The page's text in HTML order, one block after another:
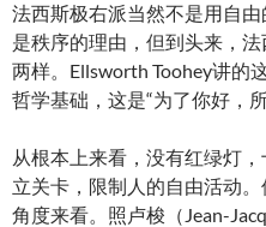
法西斯极右派当然不是用自
是秩序的理由，但到头来，
两样。Ellsworth Toohey讲的
哲学基础，这是“为了你好，
从根本上来看，没有红绿灯
立关卡，限制人的自由活动
角度来看。照卢梭（Jean-